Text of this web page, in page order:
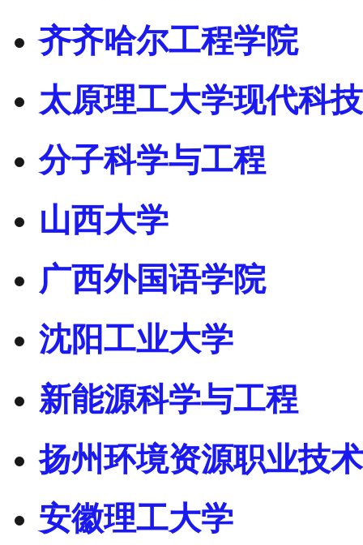
齐齐哈尔工程学院
太原理工大学现代科
分子科学与工程
山西大学
广西外国语学院
沈阳工业大学
新能源科学与工程
扬州环境资源职业技
安徽理工大学